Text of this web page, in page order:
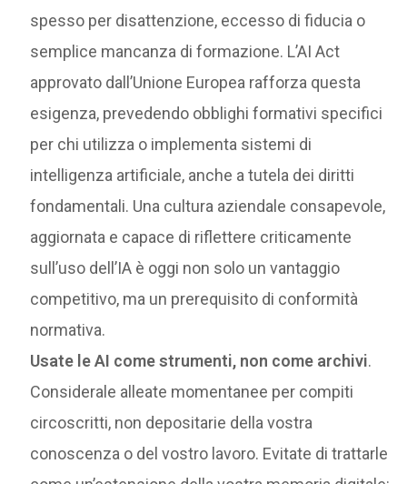
spesso per disattenzione, eccesso di fiducia o
semplice mancanza di formazione. L’AI Act
approvato dall’Unione Europea rafforza questa
esigenza, prevedendo obblighi formativi specifici
per chi utilizza o implementa sistemi di
intelligenza artificiale, anche a tutela dei diritti
fondamentali. Una cultura aziendale consapevole,
aggiornata e capace di riflettere criticamente
sull’uso dell’IA è oggi non solo un vantaggio
competitivo, ma un prerequisito di conformità
normativa.
Usate le AI come strumenti, non come archivi.
Considerale alleate momentanee per compiti
circoscritti, non depositarie della vostra
conoscenza o del vostro lavoro. Evitate di trattarle